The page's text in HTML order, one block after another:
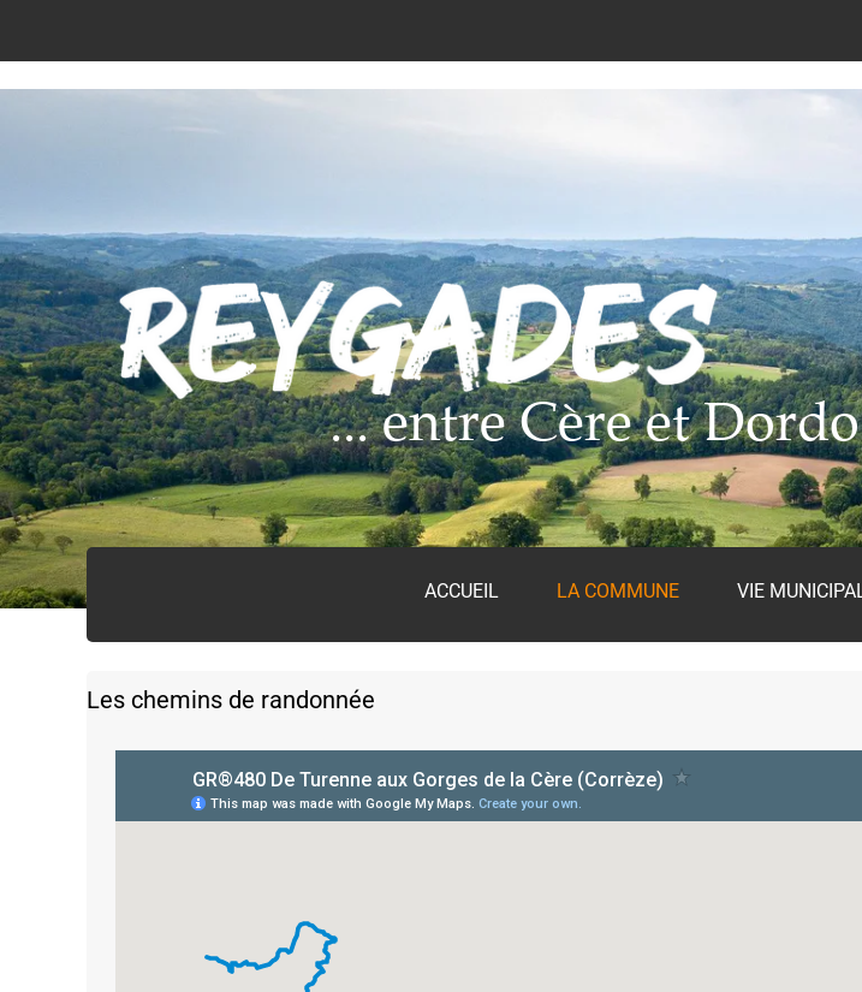
... entre Cère et
ACCUEIL LA COMMUNE VIE
Les chemins de randonnée